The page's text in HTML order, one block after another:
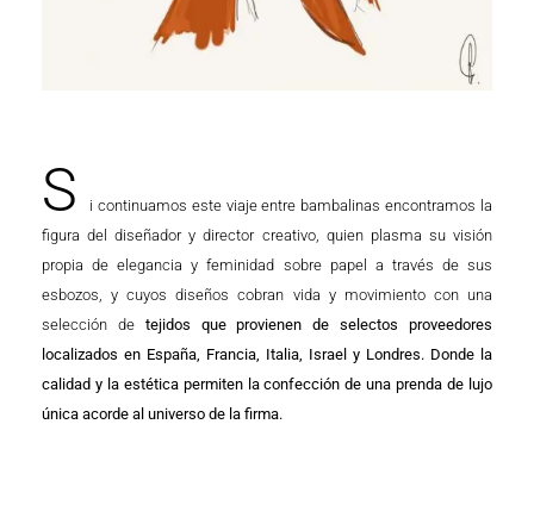
S
i continuamos este viaje entre bambalinas encontramos la
figura del diseñador y director creativo, quien plasma su visión
propia de elegancia y feminidad sobre papel a través de sus
esbozos, y cuyos diseños cobran vida y movimiento con una
selección de tejidos que provienen de selectos proveedores
localizados en España, Francia, Italia, Israel y Londres. Donde la
calidad y la estética permiten la confección de una prenda de lujo
única acorde al universo de la firma.